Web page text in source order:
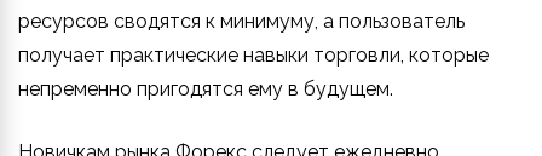
ресурсов сводятся к минимуму, а пользователь
получает практические навыки торговли, которые
непременно пригодятся ему в будущем.